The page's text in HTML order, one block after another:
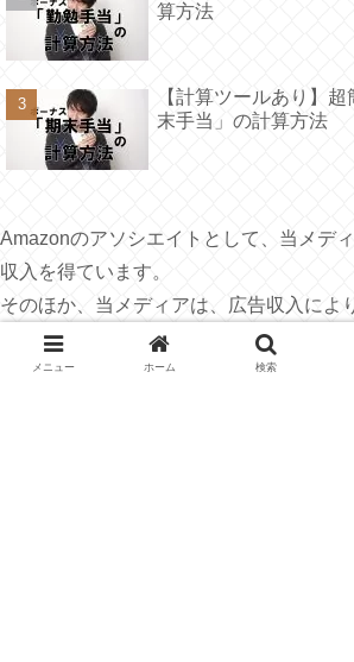
算方法
【計算ツールあり】
末手当」の計算方法
Amazonのアソシエイトとして、当メデ
収入を得ています。
そのほか、当メディアは、広告収入によ
25年法律第261号）第38条第1項の規定に
事許可（公務員の副業の許可）を受けて
メニュー ホーム 検索